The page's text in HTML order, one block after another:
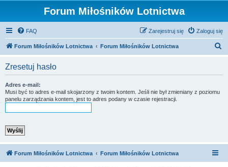
Forum Miłośników Lotnictwa
FAQ Zaloguj się
Zarejestruj się
Forum Miłośników Lotnictwa Forum Miłośników Lotnictwa
Zresetuj hasło
Adres e-mail:
Musi być to adres e-mail skojarzony z twoim kontem. Jeśli nie był zmieniany z poziomu
panelu zarządzania kontem, jest to adres podany w czasie rejestracji.
Forum Miłośników Lotnictwa Forum Miłośników Lotnictwa